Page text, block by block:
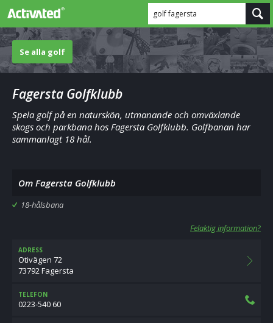
golf fagersta
Se alla golf
Fagersta Golfklubb
Spela golf på en naturskön, utmanande och omväxlande
skogs och parkbana hos Fagersta Golfklubb. Golfbanan har
sammanlagt 18 hål.
Om Fagersta Golfklubb
18-hålsbana
Felaktig information?
ADRESS
Otivägen 72
73792 Fagersta
TELEFON
0223-540 60